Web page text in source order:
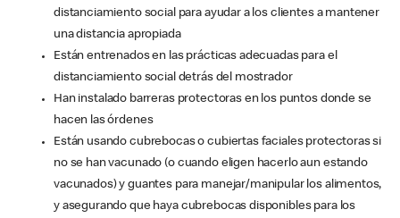
distanciamiento social para ayudar a los clientes a mantener
una distancia apropiada
Están entrenados en las prácticas adecuadas para el
distanciamiento social detrás del mostrador
Han instalado barreras protectoras en los puntos donde se
hacen las órdenes
Están usando cubrebocas o cubiertas faciales protectoras si
no se han vacunado (o cuando eligen hacerlo aun estando
vacunados) y guantes para manejar/manipular los alimentos,
y asegurando que haya cubrebocas disponibles para los